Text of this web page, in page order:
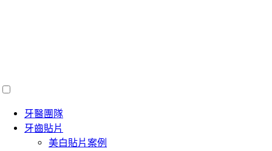
牙醫團隊
牙齒貼片
美白貼片案例